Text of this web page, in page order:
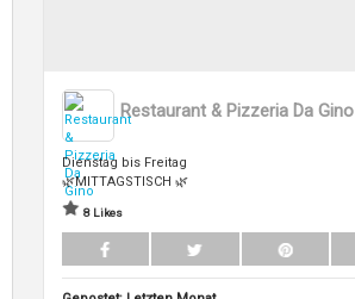
Restaurant & Pizzeria Da Gino
Dienstag bis Freitag
🌿MITTAGSTISCH 🌿
8 Likes